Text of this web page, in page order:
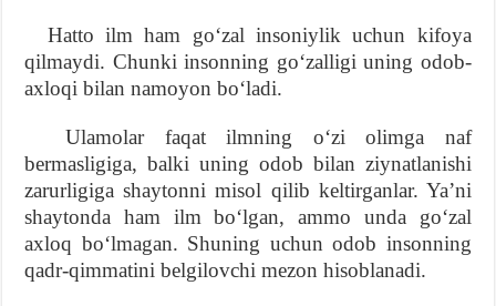
Hatto ilm ham goʻzal insoniylik uchun kifoya
qilmaydi. Chunki insonning goʻzalligi uning odob-
axloqi bilan namoyon boʻladi.
Ulamolar faqat ilmning oʻzi olimga naf
bermasligiga, balki uning odob bilan ziynatlanishi
zarurligiga shaytonni misol qilib keltirganlar. Yaʼni
shaytonda ham ilm boʻlgan, ammo unda goʻzal
axloq boʻlmagan. Shuning uchun odob insonning
qadr-qimmatini belgilovchi mezon hisoblanadi.